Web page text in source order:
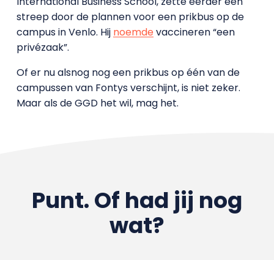
streep door de plannen voor een prikbus op de
campus in Venlo. Hij noemdevaccineren “een
privézaak”.
Of er nu alsnog nog een prikbus op één van de
campussen van Fontys verschijnt, is niet zeker.
Maar als de GGD het wil, mag het.
Punt. Of had jij nog
wat?